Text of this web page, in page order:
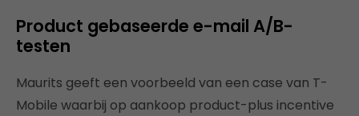
Product gebaseerde e-mail A/B-
testen
Maurits geeft een voorbeeld van een case van T-
Mobile waarbij op aankoop product-plus incentive